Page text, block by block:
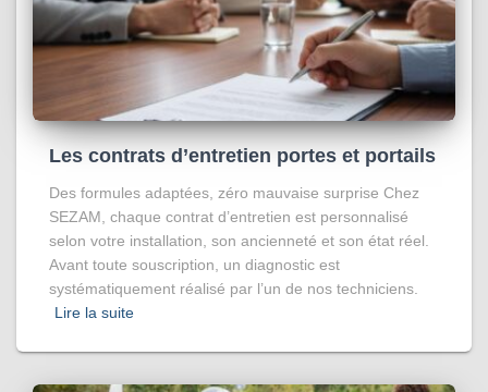
Les contrats d’entretien portes et portails
Des formules adaptées, zéro mauvaise surprise Chez
SEZAM, chaque contrat d’entretien est personnalisé
selon votre installation, son ancienneté et son état réel.
Avant toute souscription, un diagnostic est
systématiquement réalisé par l’un de nos techniciens.
Lire la suite